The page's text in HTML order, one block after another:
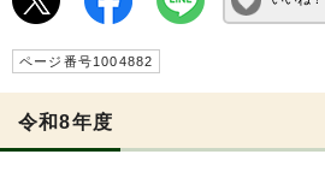
ページ番号1004882
令和8年度